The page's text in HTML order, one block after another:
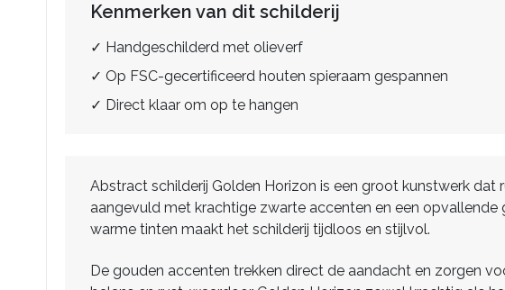
Kenmerken van dit schilderij
✓ Handgeschilderd met olieverf
✓ Op FSC-gecertificeerd houten spieraam gespannen
✓ Direct klaar om op te hangen
Abstract schilderij Golden Horizon is een groot kunstwerk
aangevuld met krachtige zwarte accenten en een
warme tinten maakt het schilderij tijdloos en stijlvol.
De gouden accenten trekken direct de aandacht en zorgen